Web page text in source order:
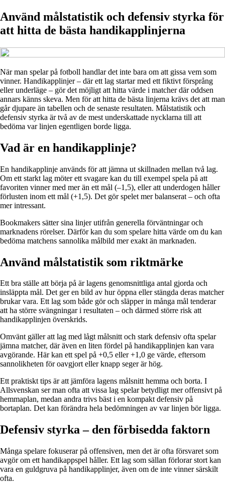
Använd målstatistik och defensiv styrka för
att hitta de bästa handikapplinjerna
När man spelar på fotboll handlar det inte bara om att gissa vem som
vinner. Handikapplinjer – där ett lag startar med ett fiktivt försprång
eller underläge – gör det möjligt att hitta värde i matcher där oddsen
annars känns skeva. Men för att hitta de bästa linjerna krävs det att man
går djupare än tabellen och de senaste resultaten. Målstatistik och
defensiv styrka är två av de mest underskattade nycklarna till att
bedöma var linjen egentligen borde ligga.
Vad är en handikapplinje?
En handikapplinje används för att jämna ut skillnaden mellan två lag.
Om ett starkt lag möter ett svagare kan du till exempel spela på att
favoriten vinner med mer än ett mål (–1,5), eller att underdogen håller
förlusten inom ett mål (+1,5). Det gör spelet mer balanserat – och ofta
mer intressant.
Bookmakers sätter sina linjer utifrån generella förväntningar och
marknadens rörelser. Därför kan du som spelare hitta värde om du kan
bedöma matchens sannolika målbild mer exakt än marknaden.
Använd målstatistik som riktmärke
Ett bra ställe att börja på är lagens genomsnittliga antal gjorda och
insläppta mål. Det ger en bild av hur öppna eller stängda deras matcher
brukar vara. Ett lag som både gör och släpper in många mål tenderar
att ha större svängningar i resultaten – och därmed större risk att
handikapplinjen överskrids.
Omvänt gäller att lag med lågt målsnitt och stark defensiv ofta spelar
jämna matcher, där även en liten fördel på handikapplinjen kan vara
avgörande. Här kan ett spel på +0,5 eller +1,0 ge värde, eftersom
sannolikheten för oavgjort eller knapp seger är hög.
Ett praktiskt tips är att jämföra lagens målsnitt hemma och borta. I
Allsvenskan ser man ofta att vissa lag spelar betydligt mer offensivt på
hemmaplan, medan andra trivs bäst i en kompakt defensiv på
bortaplan. Det kan förändra hela bedömningen av var linjen bör ligga.
Defensiv styrka – den förbisedda faktorn
Många spelare fokuserar på offensiven, men det är ofta försvaret som
avgör om ett handikappspel håller. Ett lag som sällan förlorar stort kan
vara en guldgruva på handikapplinjer, även om de inte vinner särskilt
ofta.